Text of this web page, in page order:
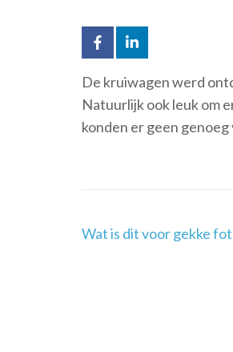
De kruiwagen werd
Natuurlijk ook leuk om
konden er geen genoeg
Post
Wat is dit voor gekke